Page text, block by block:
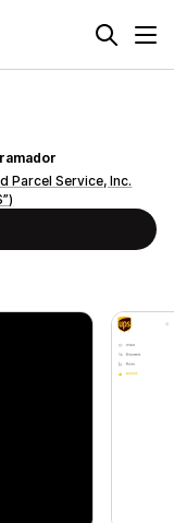
Parcel Service, Inc.